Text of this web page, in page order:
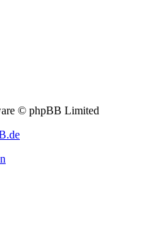
© phpBB Limited